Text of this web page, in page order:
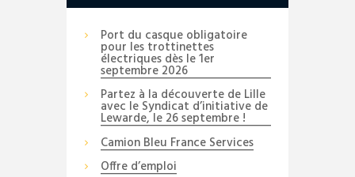
Port du casque obligatoire
pour les trottinettes
électriques dès le 1er
septembre 2026
Partez à la découverte de Lille
avec le Syndicat d’initiative de
Lewarde, le 26 septembre !
Camion Bleu France Services
Offre d’emploi